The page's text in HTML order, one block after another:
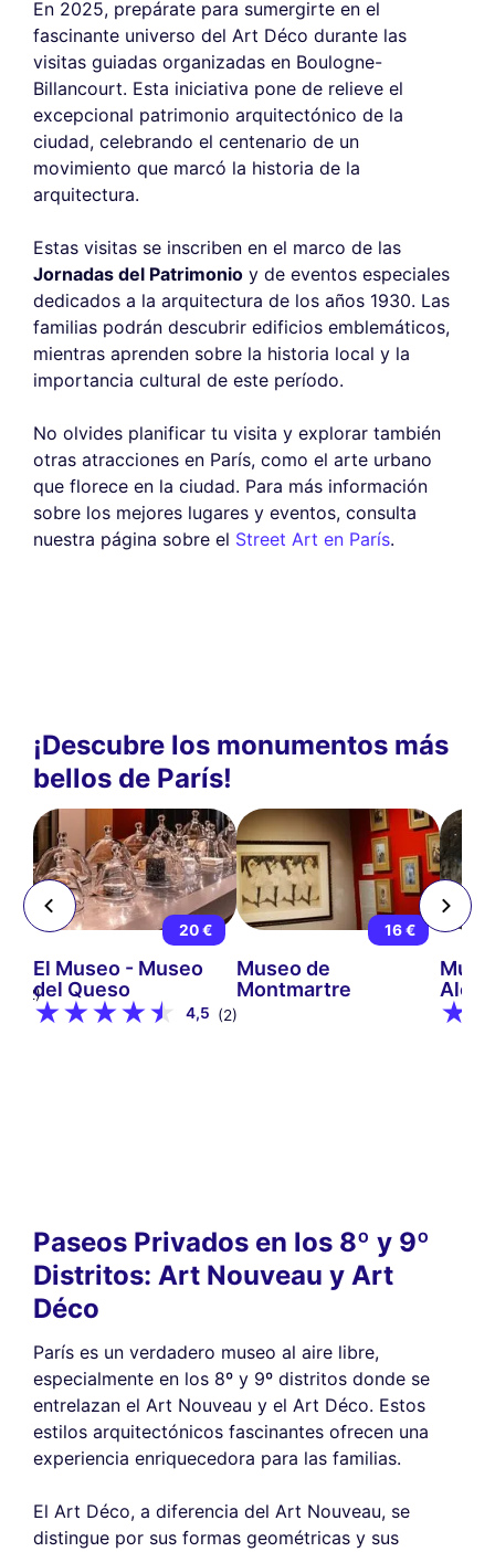
En 2025, prepárate para sumergirte en el
fascinante universo del Art Déco durante las
visitas guiadas organizadas en Boulogne-
Billancourt. Esta iniciativa pone de relieve el
excepcional patrimonio arquitectónico de la
ciudad, celebrando el centenario de un
movimiento que marcó la historia de la
arquitectura.
Estas visitas se inscriben en el marco de las
Jornadas del Patrimonio y de eventos especiales
dedicados a la arquitectura de los años 1930. Las
familias podrán descubrir edificios emblemáticos,
mientras aprenden sobre la historia local y la
importancia cultural de este período.
No olvides planificar tu visita y explorar también
otras atracciones en París, como el arte urbano
que florece en la ciudad. Para más información
sobre los mejores lugares y eventos, consulta
nuestra página sobre el Street Art en París.
¡Descubre los monumentos más
bellos de París!
(12)
20 €
El Museo - Museo
del Queso
4,5 (2)
16 €
Museo de
Montmartre
Paseos Privados en los 8º y 9º
Distritos: Art Nouveau y Art
Déco
París es un verdadero museo al aire libre,
especialmente en los 8º y 9º distritos donde se
entrelazan el Art Nouveau y el Art Déco. Estos
estilos arquitectónicos fascinantes ofrecen una
experiencia enriquecedora para las familias.
El Art Déco, a diferencia del Art Nouveau, se
distingue por sus formas geométricas y sus